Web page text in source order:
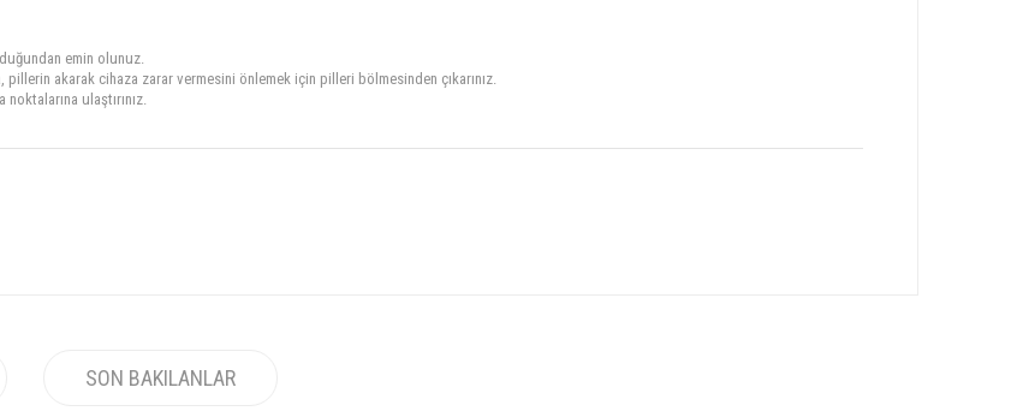
emin olunuz.
akarak cihaza zarar vermesini önlemek için pilleri bölmesinden çıkarınız.
ulaştırınız.
SON BAKILANLAR